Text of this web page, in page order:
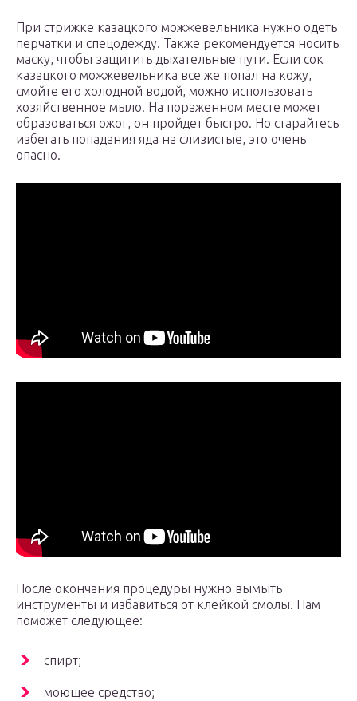
При стрижке казацкого можжевельника нужно одеть
перчатки и спецодежду. Также рекомендуется носить
маску, чтобы защитить дыхательные пути. Если сок
казацкого можжевельника все же попал на кожу,
смойте его холодной водой, можно использовать
хозяйственное мыло. На пораженном месте может
образоваться ожог, он пройдет быстро. Но старайтесь
избегать попадания яда на слизистые, это очень
опасно.
После окончания процедуры нужно вымыть
инструменты и избавиться от клейкой смолы. Нам
поможет следующее:
спирт;
моющее средство;